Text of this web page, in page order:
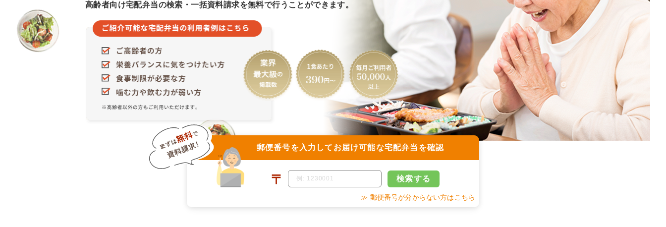
高齢者向け宅配弁当の検索・一括資料請求を無料で行うことができます。
郵便番号を入力して お届け可能な宅配弁当を確認
〒 検索する
≫ 郵便番号が分からない方はこちら